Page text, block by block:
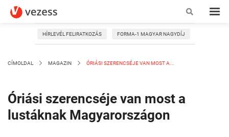
HÍRLEVÉL FELIRATKOZÁS FORMA-1 MAGYAR NAGYDÍJ
CÍMOLDAL MAGAZIN ÓRIÁSI SZERENCSÉJE VAN MOST A...
Óriási szerencséje van most a
lustáknak Magyarországon